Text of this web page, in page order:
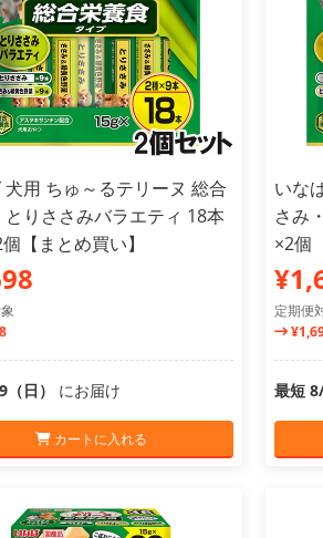
犬用 ちゅ～るテリーヌ 総合
とりささみバラエティ 18本
【まとめ買い】
日） にお届け
カートに入れる
いな
さみ
×2個
定期便
最短